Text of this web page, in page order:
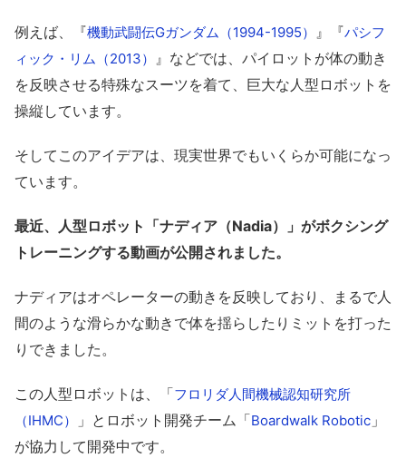
例えば、『機動武闘伝Gガンダム（1994-1995） 』『パシフ
ィック・リム（2013） 』などでは、パイロットが体の動き
を反映させる特殊なスーツを着て、巨大な人型ロボットを
操縦しています。
そしてこのアイデアは、現実世界でもいくらか可能になっ
ています。
最近、人型ロボット「ナディア（Nadia）」がボクシング
トレーニングする動画が公開されました。
ナディアはオペレーターの動きを反映しており、まるで人
間のような滑らかな動きで体を揺らしたりミットを打った
りできました。
この人型ロボットは、「フロリダ人間機械認知研究所
（IHMC）
」とロボット開発チーム「Boardwalk Robotic 」
が協力して開発中です。